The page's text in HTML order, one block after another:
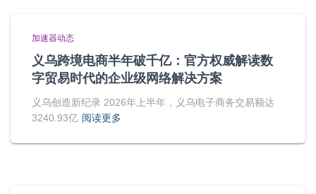
加速器动态
义乌跨境电商半年破千亿：官方权威解读数
字贸易时代的企业级网络解决方案
义乌创造新纪录 2026年上半年，义乌电子商务交易额达
3240.93亿 阅读更多